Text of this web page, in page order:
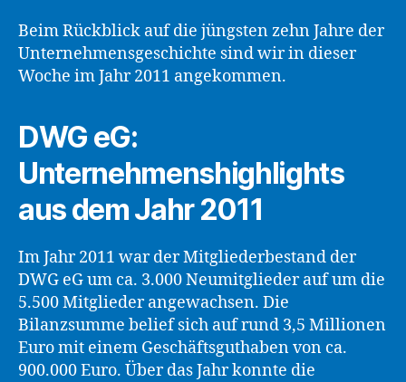
Beim Rückblick auf die jüngsten zehn Jahre der
Unternehmensgeschichte sind wir in dieser
Woche im Jahr 2011 angekommen.
DWG eG:
Unternehmenshighlights
aus dem Jahr 2011
Im Jahr 2011 war der Mitgliederbestand der
DWG eG um ca. 3.000 Neumitglieder auf um die
5.500 Mitglieder angewachsen. Die
Bilanzsumme belief sich auf rund 3,5 Millionen
Euro mit einem Geschäftsguthaben von ca.
900.000 Euro. Über das Jahr konnte die